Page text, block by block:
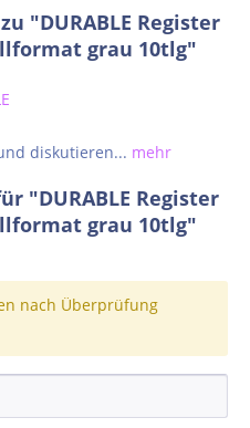
"DURABLE Register
grau 10tlg"
diskutieren... mehr
"DURABLE Register
grau 10tlg"
nach Überprüfung